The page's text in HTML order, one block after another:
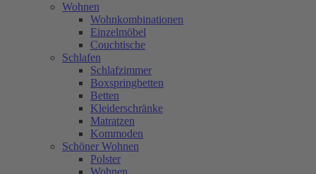
Wohnen
Wohnkombinationen
Einzelmöbel
Couchtische
Schlafen
Schlafzimmer
Boxspringbetten
Betten
Kleiderschränke
Matratzen
Kommoden
Schöner Wohnen
Polster
Wohnen